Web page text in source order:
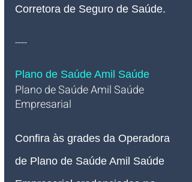
Corretora de Seguro de Saúde.
----
Plano de Saúde Amil Saúde
Plano de Saúde Amil Saúde
Empresarial
Confira às grades da Operadora
de Plano de Saúde Amil Saúde